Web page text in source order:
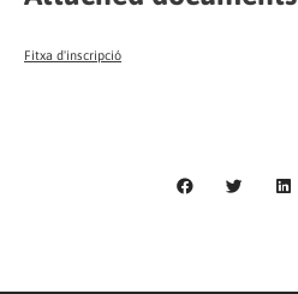
Fitxa d'inscripció